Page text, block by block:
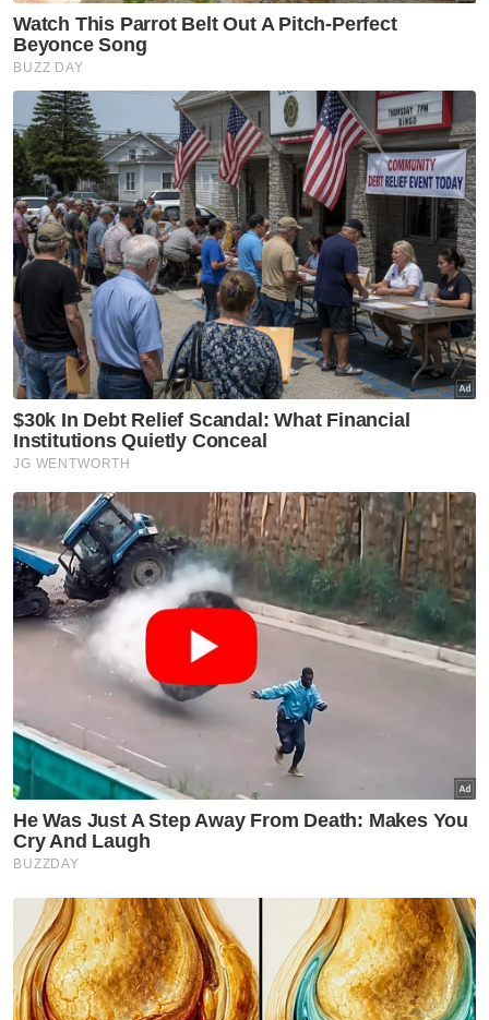
Nasional
MGB sempurnakan majlis 'roof
Indah
Nasional
90 peratus pelajar UniMAIWP
ditawarkan bantuan am
pelajaran sehingga RM10,000
setahun